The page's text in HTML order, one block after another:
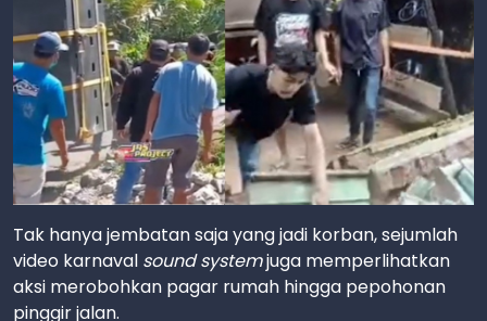
Tak hanya jembatan saja yang jadi korban, sejumlah
video karnaval sound systemjuga memperlihatkan
aksi merobohkan pagar rumah hingga pepohonan
pinggir jalan.